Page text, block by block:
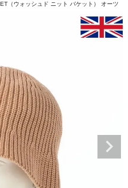
（ウォッシュド ニット バケット） オーツ